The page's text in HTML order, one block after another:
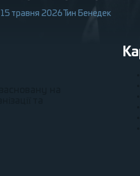
15 травня 2026Тин Бенедек